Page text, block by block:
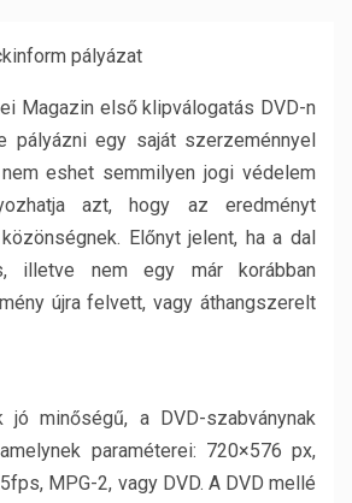
Magazin első klipválogatás DVD-n
pályázni egy saját szerzeménnyel
eshet semmilyen jogi védelem
azt, hogy az eredményt
Előnyt jelent, ha a dal
illetve nem egy már korábban
újra felvett, vagy áthangszerelt
jó minőségű, a DVD-szabványnak
paraméterei: 720×576 px,
MPG-2, vagy DVD. A DVD mellé